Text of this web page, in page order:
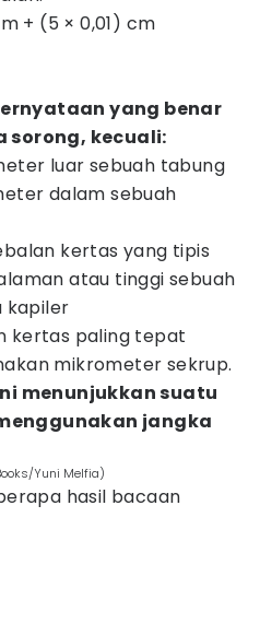
+ (5 × 0,01) cm
yang benar
sorong, kecuali:
luar sebuah tabung
dalam sebuah
kertas yang tipis
atau tinggi sebuah
kapiler
kertas paling tepat
mikrometer sekrup.
menunjukkan suatu
jangka
Yuni Melfia)
hasil bacaan